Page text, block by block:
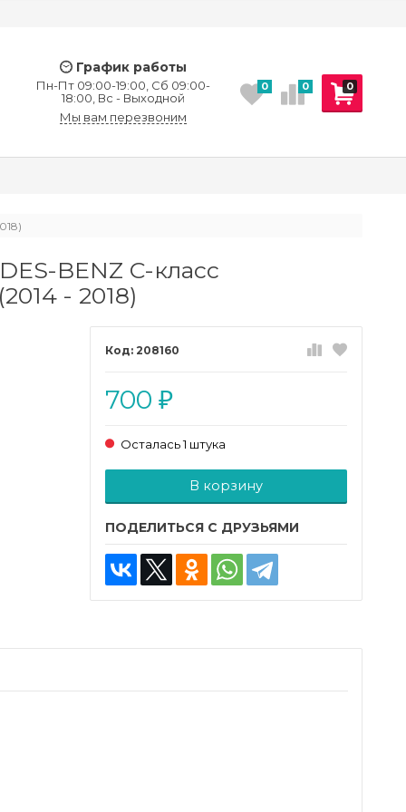
График работы
Пн-Пт 09:00-19:00, Сб 09:00-
18:00, Вс - Выходной
Мы вам перезвоним
0
0 0
BENZ C-класс
- 2018)
208160
700 ₽
Осталась 1 штука
Добавляется...
В корзину
Добавлен
ПОДЕЛИТЬСЯ С ДРУЗЬЯМИ